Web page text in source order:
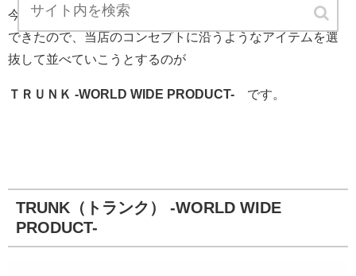
今年、そのヴィンテージ業界の方とセッションすることが
できたので、当店のコンセプトに沿うようなアイテムを選
抜して並べていこうとするのが
ＴＲＵＮＫ -WORLD WIDE PRODUCT- です。
TRUNK（トランク） -WORLD WIDE
PRODUCT-